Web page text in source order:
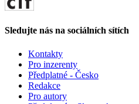
Sledujte nás na sociálních sítích
Kontakty
Pro inzerenty
Předplatné - Česko
Redakce
Pro autory